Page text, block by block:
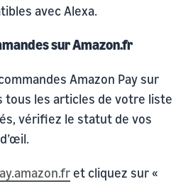
avec Alexa.
sur Amazon.fr
Amazon Pay sur
tous les articles de votre liste
vérifiez le statut de vos
et cliquez sur «